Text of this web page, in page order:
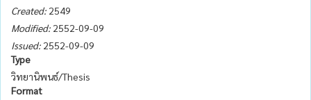
Created: 2549
Modified: 2552-09-09
Issued: 2552-09-09
Type
วิทยานิพนธ์/Thesis
Format